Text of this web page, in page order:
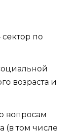
по
возраста и
вопросам
(в том числе